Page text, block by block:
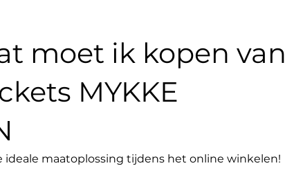
moet ik kopen van
MYKKE
ideale maatoplossing tijdens het online winkelen!